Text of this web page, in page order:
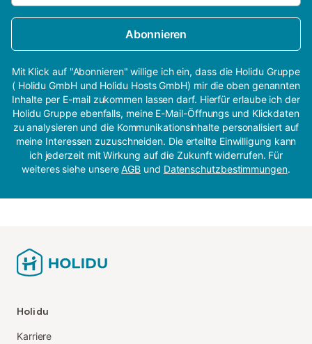
Abonnieren
Mit Klick auf "Abonnieren" willige ich ein, dass die Holidu Gruppe
( Holidu GmbH und Holidu Hosts GmbH) mir die oben genannten
Inhalte per E-mail zukommen lassen darf. Hierfür erlaube ich der
Holidu Gruppe ebenfalls, meine E-Mail-Öffnungs und Klickdaten
zu analysieren und die Kommunikationsinhalte personalisiert auf
meine Interessen zuzuschneiden. Die erteilte Einwilligung kann
ich jederzeit mit Wirkung auf die Zukunft widerrufen. Für
weiteres siehe unsereAGB und Datenschutzbestimmungen.
Holidu
Karriere